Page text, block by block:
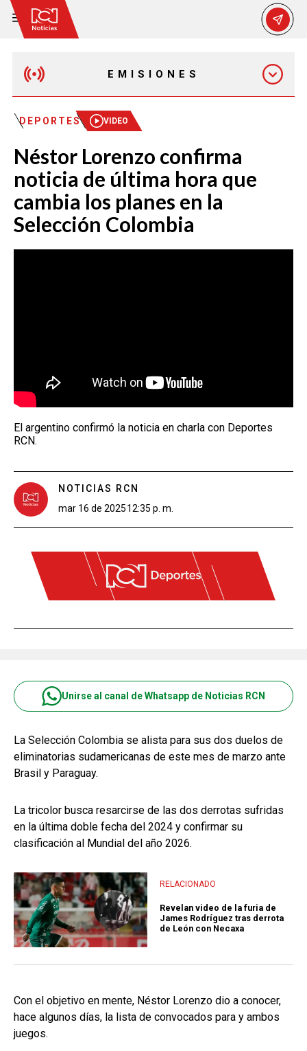
EMISIONES
EMISIÓN 12:30 PM
EMISIÓN 7:00 PM
DEPORTES VIDEO
Néstor Lorenzo confirma
noticia de última hora que
cambia los planes en la
Selección Colombia
El argentino confirmó la noticia en charla con Deportes
RCN.
NOTICIAS RCN
mar 16 de 202512:35 p. m.
Unirse al canal de Whatsapp de Noticias RCN
La Selección Colombia se alista para sus dos duelos de
eliminatorias sudamericanas de este mes de marzo ante
Brasil y Paraguay.
La tricolor busca resarcirse de las dos derrotas sufridas
en la última doble fecha del 2024 y confirmar su
clasificación al Mundial del año 2026.
RELACIONADO
Revelan video de la furia de
James Rodríguez tras derrota
de León con Necaxa
Con el objetivo en mente, Néstor Lorenzo dio a conocer,
hace algunos días, la lista de convocados para y ambos
juegos.